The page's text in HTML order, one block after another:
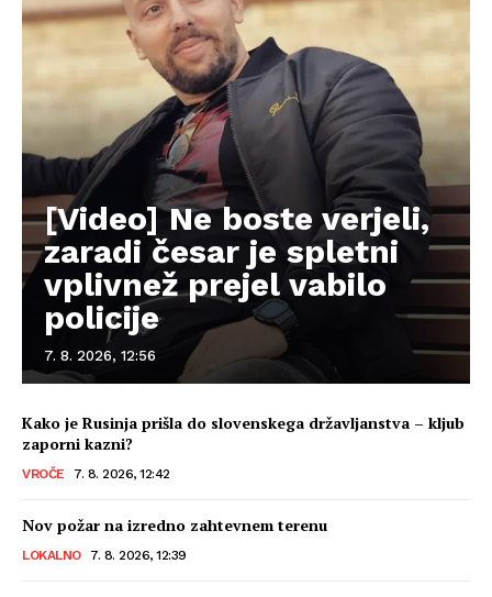
[Video] Ne boste verjeli,
zaradi česar je spletni
vplivnež prejel vabilo
policije
7. 8. 2026, 12:56
Kako je Rusinja prišla do slovenskega državljanstva – kljub
zaporni kazni?
VROČE 7. 8. 2026, 12:42
Nov požar na izredno zahtevnem terenu
LOKALNO 7. 8. 2026, 12:39